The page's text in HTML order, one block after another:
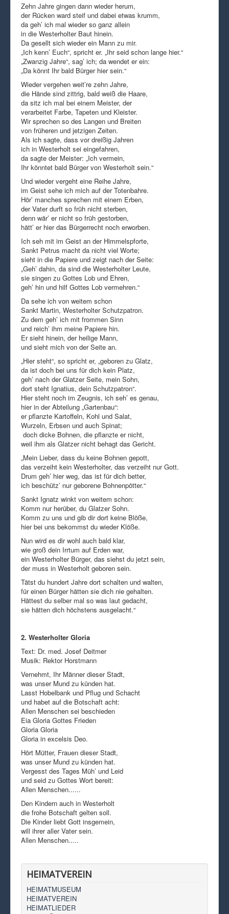
Zehn Jahre gingen dann wieder herum,
der Rücken ward steif und dabei etwas krumm,
da geh’ ich mal wieder so ganz allein
in die Westerholter Baut hinein.
Da gesellt sich wieder ein Mann zu mir.
„Ich kenn’ Euch“, spricht er. „Ihr seid schon lange hier.“
„Zwanzig Jahre“, sag’ ich; da wendet er ein:
„Da könnt Ihr bald Bürger hier sein.“
Wieder vergehen weit’re zehn Jahre,
die Hände sind zittrig, bald weiß die Haare,
da sitz ich mal bei einem Meister, der
verarbeitet Farbe, Tapeten und Kleister.
Wir sprechen so des Langen und Breiten
von früheren und jetzigen Zeiten.
Als ich sagte, dass vor dreißig Jahren
ich in Westerholt sei eingefahren,
da sagte der Meister: „Ich vermein,
Ihr könntet bald Bürger von Westerholt sein.“
Und wieder vergeht eine Reihe Jahre,
im Geist sehe ich mich auf der Totenbahre.
Hör’ manches sprechen mit einem Erben,
der Vater durft so früh nicht sterben,
denn wär’ er nicht so früh gestorben,
hätt’ er hier das Bürgerrecht noch erworben.
Ich seh mit im Geist an der Himmelspforte,
Sankt Petrus macht da nicht viel Worte;
sieht in die Papiere und zeigt nach der Seite:
„Geh’ dahin, da sind die Westerholter Leute,
sie singen zu Gottes Lob und Ehren,
geh’ hin und hilf Gottes Lob vermehren.“
Da sehe ich von weitem schon
Sankt Martin, Westerholter Schutzpatron.
Zu dem geh’ ich mit frommen Sinn
und reich’ ihm meine Papiere hin.
Er sieht hinein, der heilige Mann,
und sieht mich von der Seite an.
„Hier steht“, so spricht er, „geboren zu Glatz,
da ist doch bei uns für dich kein Platz,
geh’ nach der Glatzer Seite, mein Sohn,
dort steht Ignatius, dein Schutzpatron“.
Hier steht noch im Zeugnis, ich seh’ es genau,
hier in der Abteilung „Gartenbau“:
er pflanzte Kartoffeln, Kohl und Salat,
Wurzeln, Erbsen und auch Spinat;
doch dicke Bohnen, die pflanzte er nicht,
weil ihm als Glatzer nicht behagt das Gericht.
„Mein Lieber, dass du keine Bohnen gepott,
das verzeiht kein Westerholter, das verzeiht nur Gott.
Drum geh’ hier weg, das ist für dich better,
ich beschütz’ nur geborene Bohnenpötter.“
Sankt Ignatz winkt von weitem schon:
Komm nur herüber, du Glatzer Sohn.
Komm zu uns und gib dir dort keine Blöße,
hier bei uns bekommst du wieder Klöße.
Nun wird es dir wohl auch bald klar,
wie groß dein Irrtum auf Erden war,
ein Westerholter Bürger, das siehst du jetzt sein,
der muss in Westerholt geboren sein.
Tätst du hundert Jahre dort schalten und walten,
für einen Bürger hätten sie dich nie gehalten.
Hättest du selber mal so was laut gedacht,
sie hätten dich höchstens ausgelacht.“
2. Westerholter Gloria
Text: Dr. med. Josef Deitmer
Musik: Rektor Horstmann
Vernehmt, Ihr Männer dieser Stadt,
was unser Mund zu künden hat.
Lasst Hobelbank und Pflug und Schacht
und habet auf die Botschaft acht:
Allen Menschen sei beschieden
Eia Gloria Gottes Frieden
Gloria Gloria
Gloria in excelsis Deo.
Hört Mütter, Frauen dieser Stadt,
was unser Mund zu künden hat.
Vergesst des Tages Müh’ und Leid
und seid zu Gottes Wort bereit:
Allen Menschen......
Den Kindern auch in Westerholt
die frohe Botschaft gelten soll.
Die Kinder liebt Gott insgemein,
will ihrer aller Vater sein.
Allen Menschen.....
HEIMATVEREIN
HEIMATMUSEUM
HEIMATVEREIN
HEIMATLIEDER